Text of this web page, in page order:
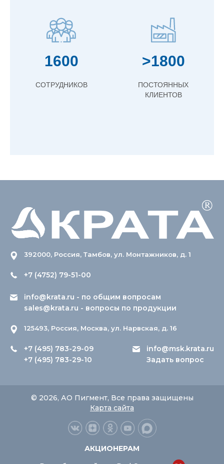
1600
СОТРУДНИКОВ
>1800
ПОСТОЯННЫХ
КЛИЕНТОВ
392000, Россия, Тамбов, ул. Монтажников, д. 1
+7 (4752) 79-51-00
info@krata.ru - по общим вопросам
sales@krata.ru - вопросы по продукции
125493, Россия, Москва, ул. Нарвская, д. 16
+7 (495) 783-29-09
+7 (495) 783-29-10
info@msk.krata.ru
Задать вопрос
© 2026, АО Пигмент, Все права защищены
Карта сайта
АКЦИОНЕРАМ